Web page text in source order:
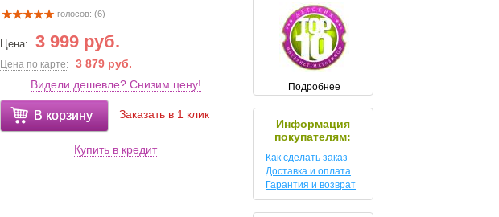
голосов: (6)
Цена: 3 999 руб.
Цена по карте:
3 879 руб.
Видели дешевле? Снизим цену!
В корзину Заказать в 1 клик
Купить в кредит
Подробнее
Информация
покупателям:
Как сделать заказ
Доставка и оплата
Гарантия и возврат